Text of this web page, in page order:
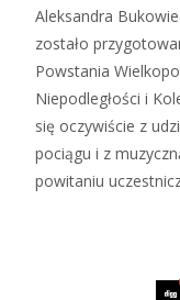
Aleksandra
zostało
Powstania
Niepodległości i
się oczywiście z
pociągu i z
powitaniu